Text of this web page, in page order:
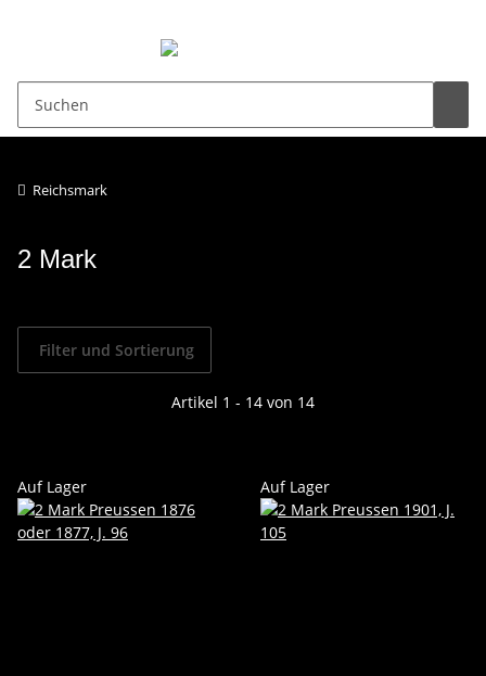
Reichsmark
2 Mark
Filter und Sortierung
Artikel 1 - 14 von 14
Auf Lager Auf Lager